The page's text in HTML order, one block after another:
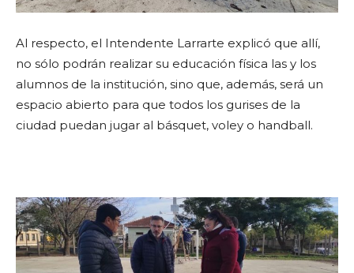
Al respecto, el Intendente Larrarte explicó que allí,
no sólo podrán realizar su educación física las y los
alumnos de la institución, sino que, además, será un
espacio abierto para que todos los gurises de la
ciudad puedan jugar al básquet, voley o handball.